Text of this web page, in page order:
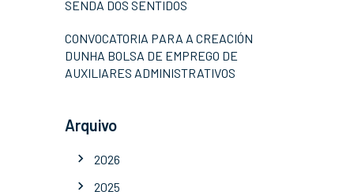
SENDA DOS SENTIDOS
CONVOCATORIA PARA A CREACIÓN
DUNHA BOLSA DE EMPREGO DE
AUXILIARES ADMINISTRATIVOS
Arquivo
2026
2025